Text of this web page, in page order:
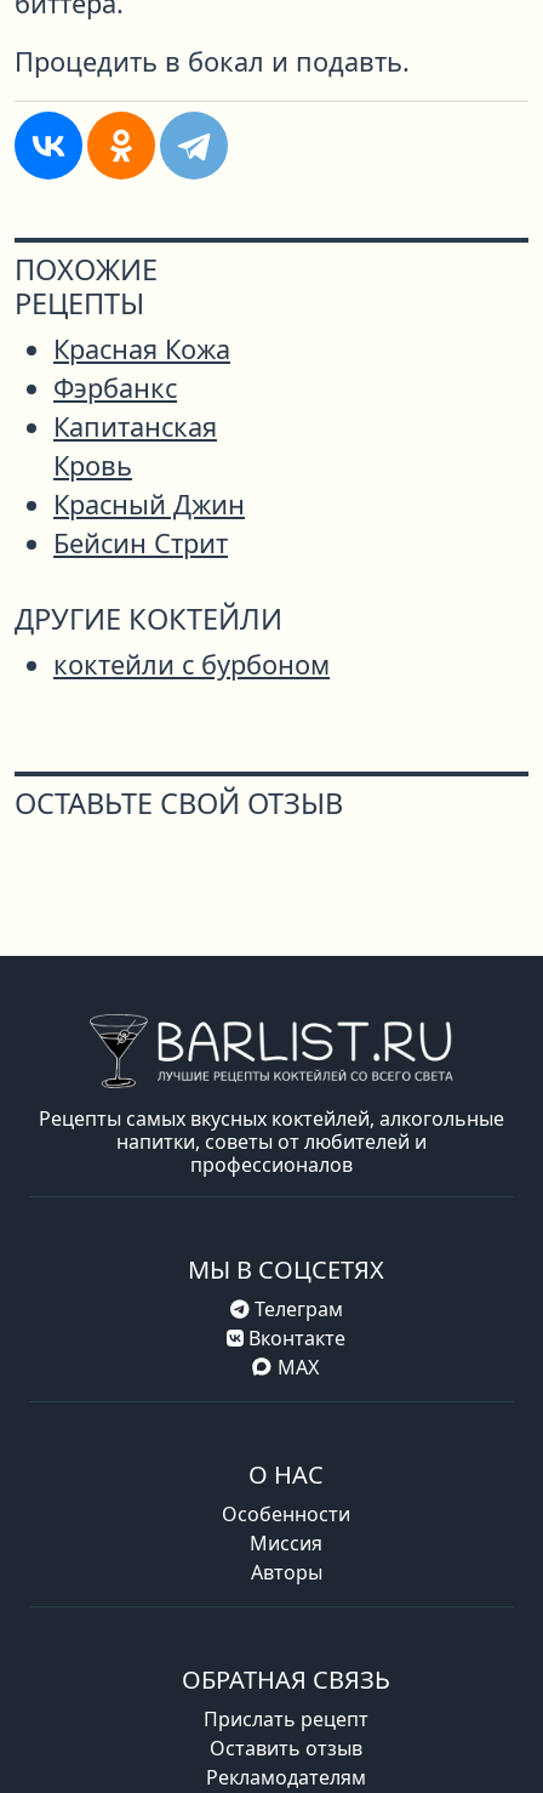
Процедить в бокал и подавть.
ПОХОЖИЕ
РЕЦЕПТЫ
Красная Кожа
Фэрбанкс
Капитанская
Кровь
Красный Джин
Бейсин Стрит
ДРУГИЕ КОКТЕЙЛИ
коктейли с бурбоном
ОСТАВЬТЕ СВОЙ ОТЗЫВ
Рецепты самых вкусных коктейлей, алкогольные
напитки, советы от любителей и
профессионалов
МЫ В СОЦСЕТЯХ
Телеграм
Вконтакте
MAX
О НАС
Особенности
Миссия
Авторы
ОБРАТНАЯ СВЯЗЬ
Прислать рецепт
Оставить отзыв
Рекламодателям